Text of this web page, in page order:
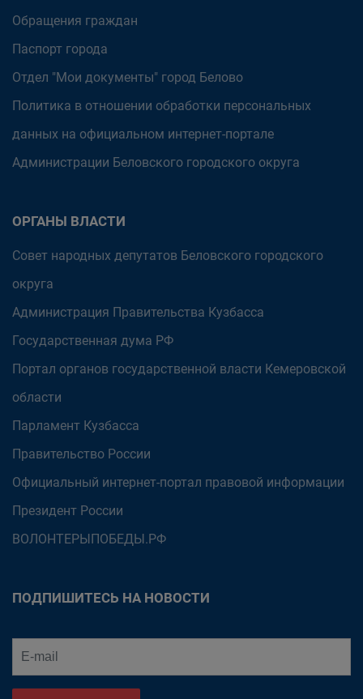
Обращения граждан
Паспорт города
Отдел "Мои документы" город Белово
Политика в отношении обработки персональных
данных на официальном интернет-портале
Администрации Беловского городского округа
ОРГАНЫ ВЛАСТИ
Совет народных депутатов Беловского городского
округа
Администрация Правительства Кузбасса
Государственная дума РФ
Портал органов государственной власти Кемеровской
области
Парламент Кузбасса
Правительство России
Официальный интернет-портал правовой информации
Президент России
ВОЛОНТЕРЫПОБЕДЫ.РФ
ПОДПИШИТЕСЬ НА НОВОСТИ